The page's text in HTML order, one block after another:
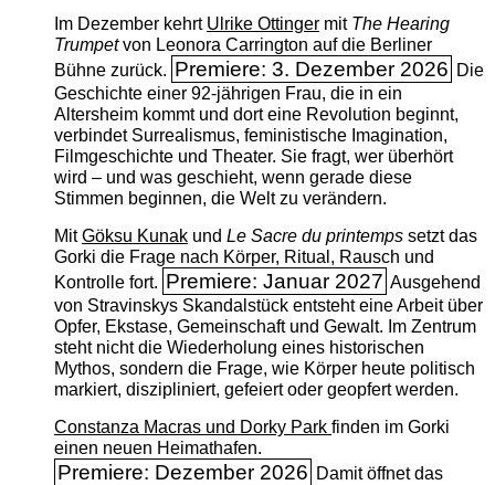
Im Dezember kehrt Ulrike Ottingermit The ­Hearing
Trumpetvon Leonora Carrington auf die Berliner
Bühne zurück. Premiere: 3. Dezember 2026 Die
Geschichte einer 92-jährigen Frau, die in ein
Altersheim kommt und dort eine Revolution beginnt,
verbindet Surrealismus, feministische Imagination,
Filmgeschichte und Theater. Sie fragt, wer überhört
wird – und was geschieht, wenn gerade diese
Stimmen beginnen, die Welt zu verändern.
MitGöksu Kunakund Le Sacre du printempssetzt das
Gorki die Frage nach Körper, Ritual, Rausch und
Kontrolle fort. Premiere: Januar 2027 Ausgehend
von Stravinskys Skandalstück entsteht eine Arbeit über
Opfer, Ekstase, Gemeinschaft und Gewalt. Im Zentrum
steht nicht die Wiederholung eines historischen
Mythos, sondern die Frage, wie Körper heute politisch
markiert, diszipliniert, gefeiert oder geopfert werden.
Constanza Macras und Dorky Park finden im Gorki
einen neuen Heimathafen.
Premiere: Dezember 2026 Damit öffnet das